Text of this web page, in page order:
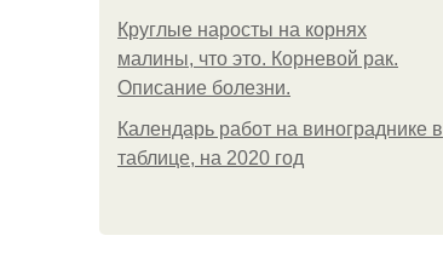
Круглые наросты на корнях
малины, что это. Корневой рак.
Описание болезни.
Календарь работ на винограднике в
таблице, на 2020 год